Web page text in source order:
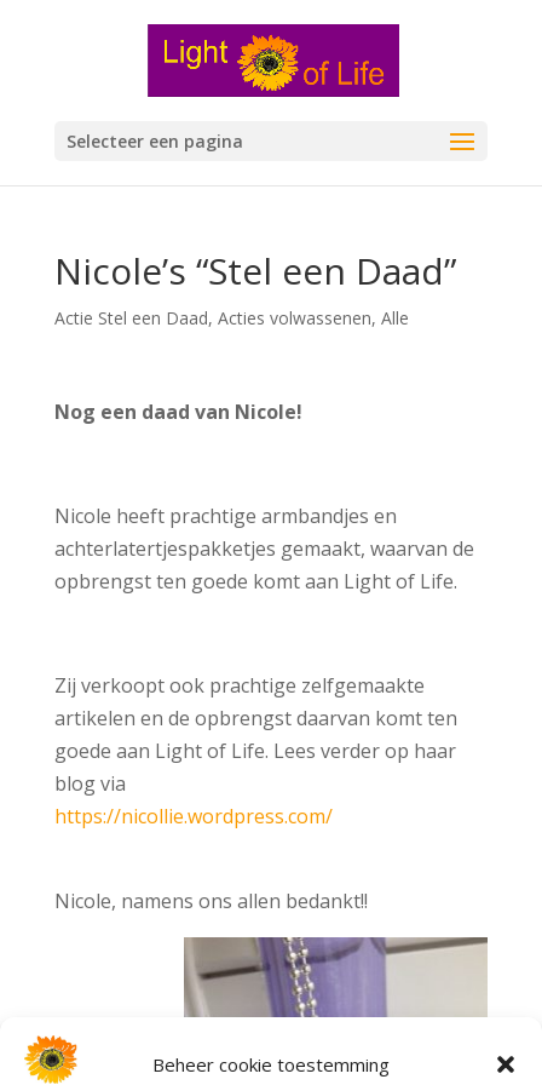
Beheer cookie toestemming
Selecteer een pagina
Nicole’s “Stel een Daad”
Actie Stel een Daad, Acties volwassenen, Alle
Nog een daad van Nicole!
Nicole heeft prachtige armbandjes en
achterlatertjespakketjes gemaakt, waarvan de
opbrengst ten goede komt aan Light of Life.
Zij verkoopt ook prachtige zelfgemaakte
artikelen en de opbrengst daarvan komt ten
goede aan Light of Life. Lees verder op haar
blog via
https://nicollie.wordpress.com/
Nicole, namens ons allen bedankt!!